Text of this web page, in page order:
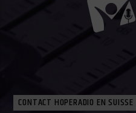
CONTACT HOPERADIO EN SUISSE